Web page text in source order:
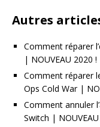
Autres
Comment réparer
| NOUVEAU 2020 !
Comment réparer
Ops Cold War |
Comment annuler
Switch |